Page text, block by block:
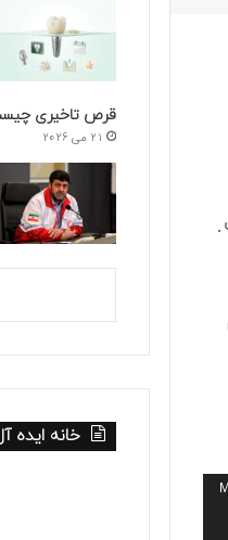
قرص تاخیری
21 می 2026
خانه ایده